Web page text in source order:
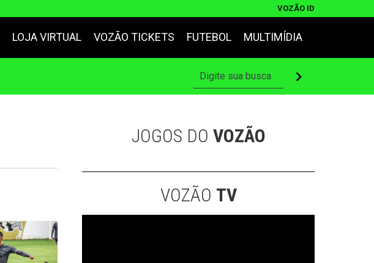
VOZÃO ID
LOJA VIRTUAL VOZÃO TICKETS FUTEBOL MULTIMÍDIA
JOGOS DO VOZÃO
VOZÃO TV